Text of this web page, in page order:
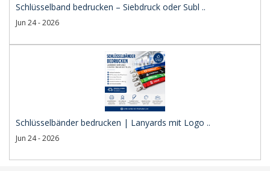
Schlüsselband bedrucken – Siebdruck oder Subl ..
Jun 24 - 2026
Schlüsselbänder bedrucken | Lanyards mit Logo ..
Jun 24 - 2026